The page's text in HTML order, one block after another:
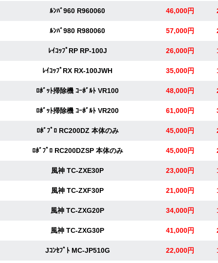
ﾙﾝﾊﾞ960 R960060 46,000円
ﾙﾝﾊﾞ980 R980060 57,000円
ﾚｲｺｯﾌﾟRP RP-100J 26,000円
ﾚｲｺｯﾌﾟRX RX-100JWH 35,000円
ﾛﾎﾞｯﾄ掃除機 ｺｰﾎﾞﾙﾄ VR100 48,000円
ﾛﾎﾞｯﾄ掃除機 ｺｰﾎﾞﾙﾄ VR200 61,000円
ﾛﾎﾞﾌﾟﾛ RC200DZ 本体のみ 45,000円
ﾛﾎﾞﾌﾟﾛ RC200DZSP 本体のみ 45,000円
風神 TC-ZXE30P 23,000円
風神 TC-ZXF30P 21,000円
風神 TC-ZXG20P 34,000円
風神 TC-ZXG30P 41,000円
Jｺﾝｾﾌﾟﾄ MC-JP510G 22,000円